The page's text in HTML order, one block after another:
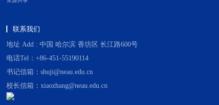
联系我们
地址 Add : 中国 哈尔滨 香坊区 长江路600号
电话Tel：+86-451-55190114
书记信箱：shuji@neau.edu.cn
校长信箱：xiaozhang@neau.edu.cn